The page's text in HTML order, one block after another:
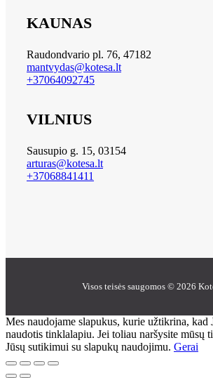
KAUNAS
Raudondvario pl. 76, 47182
mantvydas@kotesa.lt
+37064092745
VILNIUS
Sausupio g. 15, 03154
arturas@kotesa.lt
+37068841411
Visos teisės saugomos © 2026
Mes naudojame slapukus, kurie užtikrina, kad
naudotis tinklalapiu. Jei toliau naršysite mūsų
Jūsų sutikimui su slapukų naudojimu. Gerai